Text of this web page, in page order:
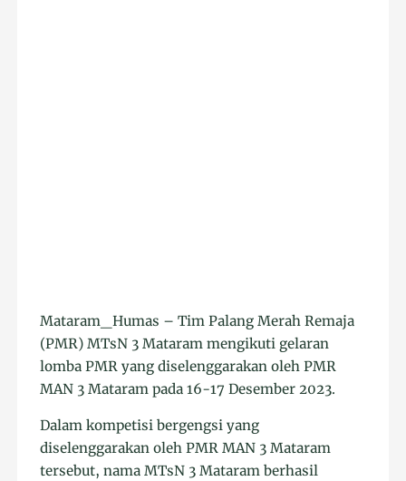
Mataram_Humas – Tim Palang Merah Remaja
(PMR) MTsN 3 Mataram mengikuti gelaran
lomba PMR yang diselenggarakan oleh PMR
MAN 3 Mataram pada 16-17 Desember 2023.
Dalam kompetisi bergengsi yang
diselenggarakan oleh PMR MAN 3 Mataram
tersebut, nama MTsN 3 Mataram berhasil